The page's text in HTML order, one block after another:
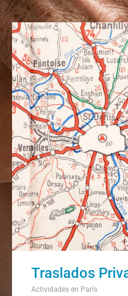
Traslados
Actividades en París